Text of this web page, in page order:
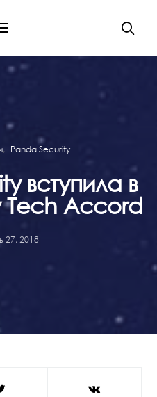
Panda Security
вступила в
Tech Accord
27, 2018